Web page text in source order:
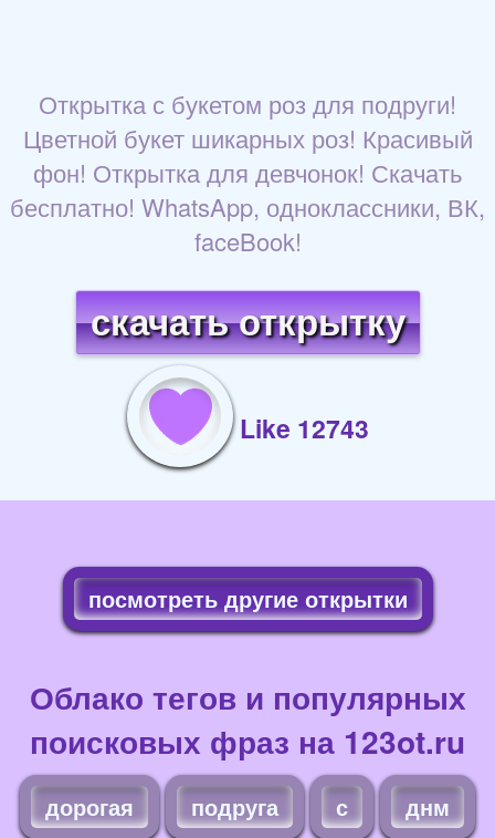
Открытка с букетом роз для подруги!
Цветной букет шикарных роз! Красивый
фон! Открытка для девчонок! Скачать
бесплатно! WhatsApp, одноклассники, ВК,
faceBook!
скачать открытку
Like 12743
посмотреть другие открытки
Облако тегов и популярных
поисковых фраз на 123ot.ru
дорогая подруга с днм